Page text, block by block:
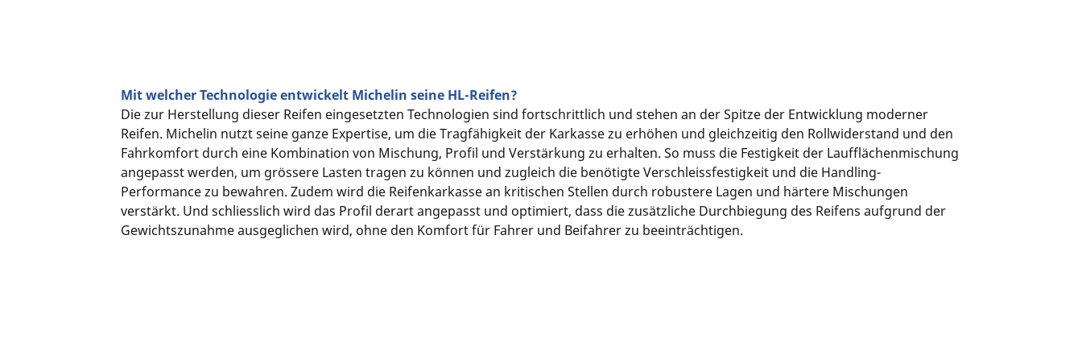
Mit welcher Technologie entwickelt Michelin seine HL-Reifen?
Die zur Herstellung dieser Reifen eingesetzten Technologien sind fortschrittlich und stehen an der Spitze der Entwicklung moderner
Reifen. Michelin nutzt seine ganze Expertise, um die Tragfähigkeit der Karkasse zu erhöhen und gleichzeitig den Rollwiderstand und den
Fahrkomfort durch eine Kombination von Mischung, Profil und Verstärkung zu erhalten. So muss die Festigkeit der Laufflächenmischung
angepasst werden, um grössere Lasten tragen zu können und zugleich die benötigte Verschleissfestigkeit und die Handling-
Performance zu bewahren. Zudem wird die Reifenkarkasse an kritischen Stellen durch robustere Lagen und härtere Mischungen
verstärkt. Und schliesslich wird das Profil derart angepasst und optimiert, dass die zusätzliche Durchbiegung des Reifens aufgrund der
Gewichtszunahme ausgeglichen wird, ohne den Komfort für Fahrer und Beifahrer zu beeinträchtigen.